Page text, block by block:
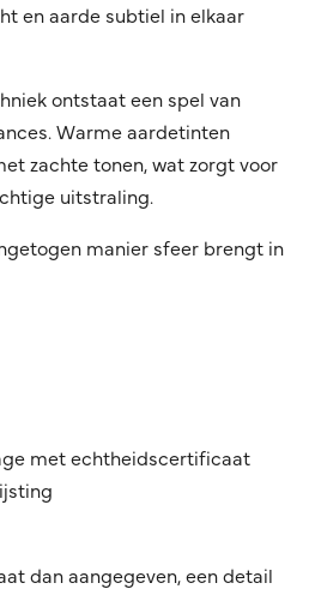
en aarde subtiel in elkaar
ontstaat een spel van
Warme aardetinten
zachte tonen, wat zorgt voor
uitstraling.
manier sfeer brengt in
met echtheidscertificaat
dan aangegeven, een detail